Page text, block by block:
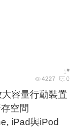
1#
4227 0
容量行動裝置
空間
iPad與iPod